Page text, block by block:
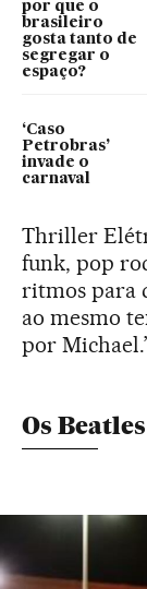
por que o
brasileiro
gosta tanto de
segregar o
espaço?
‘Caso
Petrobras’
invade o
carnaval
Thriller
funk, pop
ritmos para
ao mesmo
por
Os